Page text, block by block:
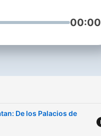
reales que
y las leyendas
tu lugar. ¿Qué
es más que un
un espacio donde
los rincones más
00:00
De los Palacios de